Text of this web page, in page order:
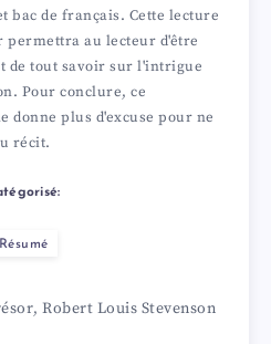
bac de français. Cette lecture
au lecteur d'être
de tout savoir sur l'intrigue
Pour conclure, ce
plus d'excuse pour ne
récit.
Résumé
,Robert Louis Stevenson